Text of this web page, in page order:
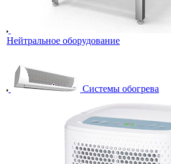
Нейтральное оборудование
Системы обогрева